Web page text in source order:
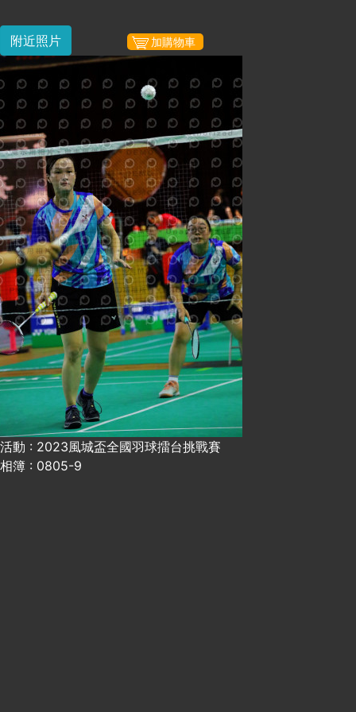
附近照片 加購物車
活動 : 2023風城盃全國羽球擂台挑戰賽
相簿 : 0805-9